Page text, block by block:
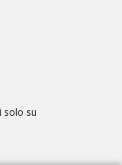
solo su